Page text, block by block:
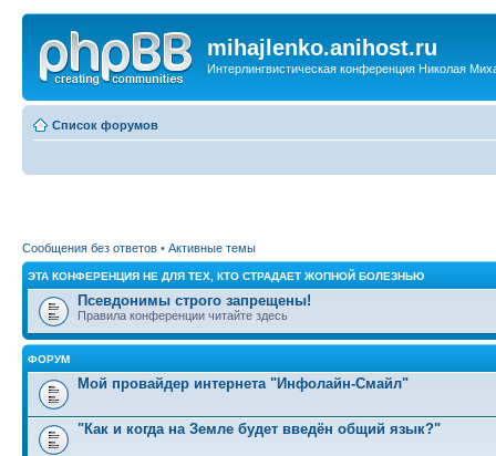
mihajlenko.anihost.ru
Интерлингвистическая конференция Николая
Список форумов
Сообщения без ответов • Активные темы
ЭТА КОНФЕРЕНЦИЯ НЕ ДЛЯ ТЕХ, КТО СТРАДАЕТ ЖОПНОЙ БОЛЕЗНЬЮ
Псевдонимы строго запрещены!
Правила конференции читайте здесь
ФОРУМ
Мой провайдер интернета "Инфолайн-Смайл"
"Как и когда на Земле будет введён общий язык?"